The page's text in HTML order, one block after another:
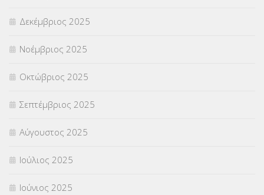
Δεκέμβριος 2025
Νοέμβριος 2025
Οκτώβριος 2025
Σεπτέμβριος 2025
Αύγουστος 2025
Ιούλιος 2025
Ιούνιος 2025